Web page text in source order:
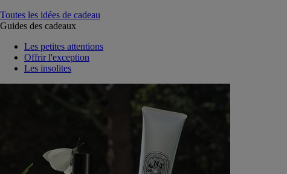
Toutes les idées de cadeau
Guides des cadeaux
Les petites attentions
Offrir l'exception
Les insolites